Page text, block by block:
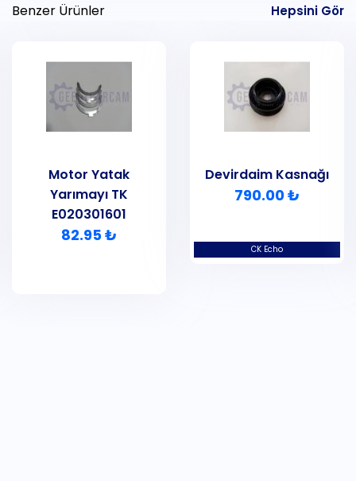
Benzer Ürünler Hepsini Gör
Motor Yatak
Yarımayı TK
E020301601
82.95 ₺
CK Echo
Devirdaim Kasnağı
790.00 ₺